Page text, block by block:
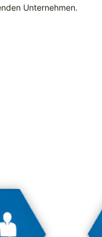
Unternehmen.